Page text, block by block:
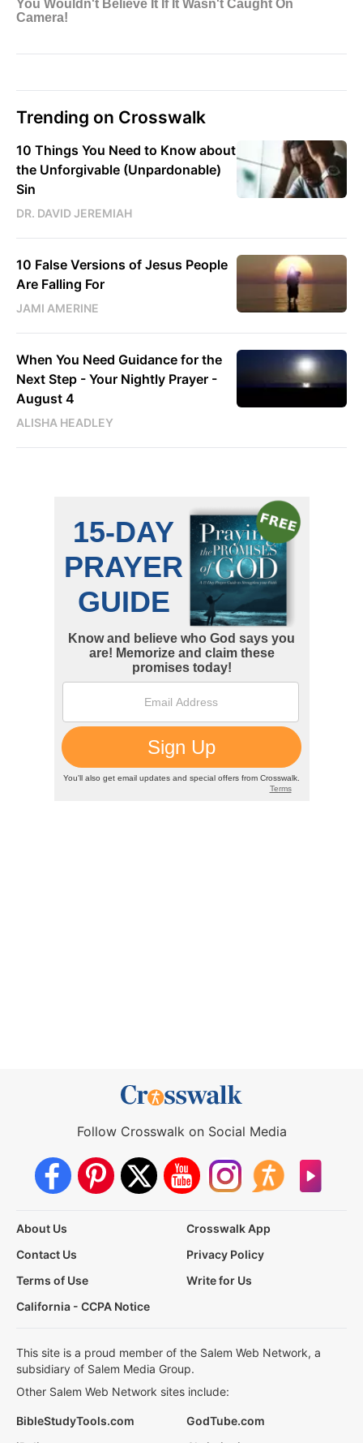
Trending on Crosswalk
10 Things You Need to Know about
the Unforgivable (Unpardonable)
Sin
DR. DAVID JEREMIAH
10 False Versions of Jesus People
Are Falling For
JAMI AMERINE
When You Need Guidance for the
Next Step - Your Nightly Prayer -
August 4
ALISHA HEADLEY
Follow Crosswalk on Social Media
About Us
Crosswalk App
Contact Us
Privacy Policy
Terms of Use
Write for Us
California - CCPA Notice
This site is a proud member of the Salem Web Network, a
subsidiary of Salem Media Group.
Other Salem Web Network sites include:
BibleStudyTools.com
GodTube.com